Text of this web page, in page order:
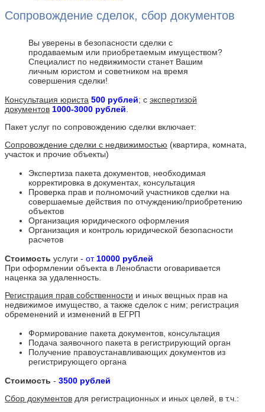
Сопровождение сделок, сбор документов
Вы уверены в безопасности сделки с
продаваемым или приобретаемым имуществом?
Специалист по недвижимости станет Вашим
личным юристом и советником на время
совершения сделки!
Консультация юриста 500 рублей; с экспертизой
документов 1000-3000 рублей.
Пакет услуг по сопровождению сделки включает:
Сопровождение сделки с недвижимостью (квартира, комната,
участок и прочие объекты)
Экспертиза пакета документов, необходимая
корректировка в документах, консультация
Проверка прав и полномочий участников сделки на
совершаемые действия по отчуждению/приобретению
объектов
Организация юридического оформления
Организация и контроль юридической безопасности
расчетов
Стоимость услуги - от10000 рублей
При оформлении объекта в Ленобласти оговаривается
наценка за удаленность.
Регистрация прав собственности и иных вещных прав на
недвижимое имущество, а также сделок с ним; регистрация
обременений и изменений в ЕГРП
Формирование пакета документов, консультация
Подача заявочного пакета в регистрирующий орган
Получение правоустанавливающих документов из
регистрирующего органа
Стоимость - 3500 рублей
Сбор документов для регистрационных и иных целей, в т.ч.: